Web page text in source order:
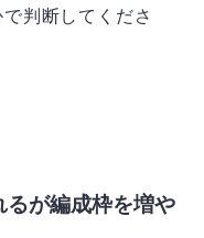
判断してくださ
るが編成枠を増や